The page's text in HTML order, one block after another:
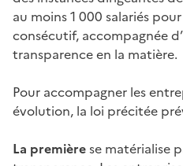
au moins 1 000 salariés
consécutif, accompagnée
transparence en la matière.
Pour accompagner les
évolution, la loi précitée
La premièrese matérialise